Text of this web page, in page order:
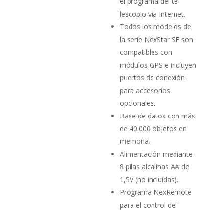
lescopio vía Internet.
Todos los modelos de
la serie NexStar SE son
compatibles con
módulos GPS e incluyen
puertos de conexión
para accesorios
opcionales.
Base de datos con más
de 40.000 objetos en
memoria.
Alimentación mediante
8 pilas alcalinas AA de
1,5V (no inclui­das).
Programa NexRemote
para el control del